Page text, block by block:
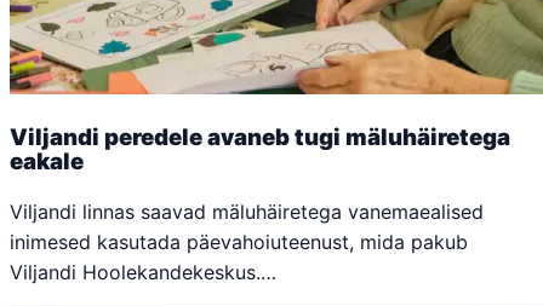
Viljandi peredele avaneb tugi mäluhäiretega
eakale
Viljandi linnas saavad mäluhäiretega vanemaealised
inimesed kasutada päevahoiuteenust, mida pakub
Viljandi Hoolekandekeskus.…